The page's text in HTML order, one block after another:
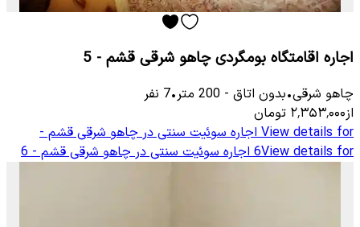
اجاره اقامتگاه بومگردی چاهو شرقی قشم - 5
چاهو شرقی•بدون اتاق -
200 متر•
7 نفر
از۲٬۳۵۳٬۰۰۰ تومان
View details for اجاره سوئیت سنتی در چاهو شرقی قشم -
6View details for اجاره سوئیت سنتی در چاهو شرقی قشم - 6